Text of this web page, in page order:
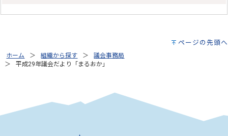
ページの先頭へ
ホーム 組織から探す
議会事務局
平成29年議会だより「まるおか」